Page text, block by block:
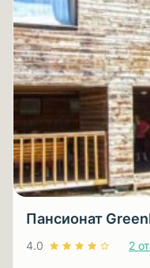
Пансионат
4.0 2